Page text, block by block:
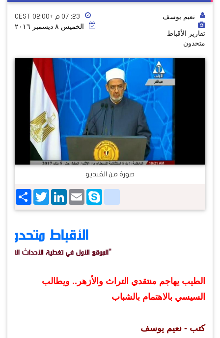
نعيم يوسف
تقارير الأقباط
متحدون
٢٣: ٠٧ م +02:00 CEST
الخميس ٨ ديسمبر ٢٠١٦
صورة من الفيديو
ShareTwitterLinkedIn EmailSkype
google_bookmarks
الطيب يهاجم منتقدي التراث والأزهر.. ويطالب
السيسي بالاهتمام بالشباب
كتب - نعيم يوسف